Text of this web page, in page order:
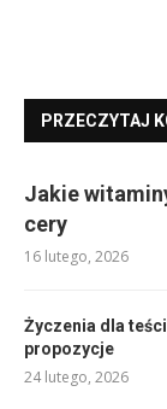
PRZECZYTAJ
Jakie
cery
16 lutego, 2026
Życzenia dla
propozycje
24 lutego, 2026